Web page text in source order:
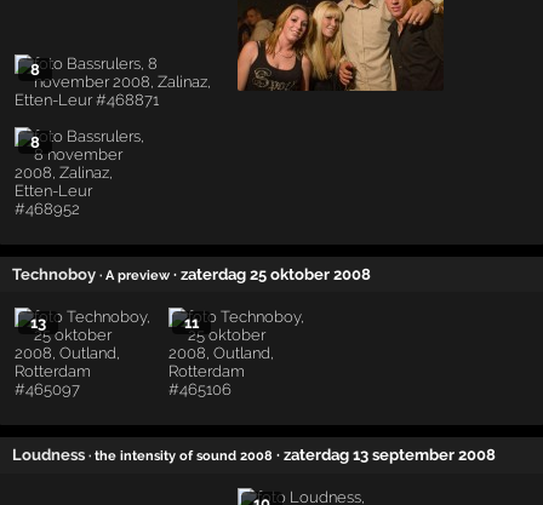
8
8
Technoboy · A preview · zaterdag 25 oktober 2008
13 11
Loudness · the intensity of sound 2008 · zaterdag 13 september 2008